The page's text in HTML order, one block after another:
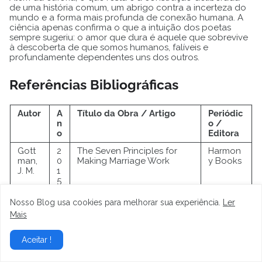
de uma história comum, um abrigo contra a incerteza do
mundo e a forma mais profunda de conexão humana. A
ciência apenas confirma o que a intuição dos poetas
sempre sugeriu: o amor que dura é aquele que sobrevive
à descoberta de que somos humanos, falíveis e
profundamente dependentes uns dos outros.
Referências Bibliográficas
Autor
A
n
o
Título da Obra / Artigo
Periódic
o /
Editora
Gott
man,
J. M.
2
0
1
5
The Seven Principles for
Making Marriage Work
Harmon
y Books
Johns
on, S.
M.
2
0
9
Hold Me Tight: Seven
Conversations for a Lifetime
Little,
Brown
Fisher
Nosso Blog usa cookies para melhorar sua experiência.
Ler
Mais
Aceitar !